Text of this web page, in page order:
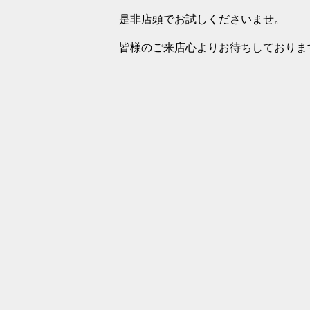
是非店頭でお試しくださいませ。
皆様のご来店心よりお待ちしておりま